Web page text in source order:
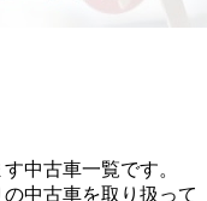
中古車一覧です。
中古車を取り扱って